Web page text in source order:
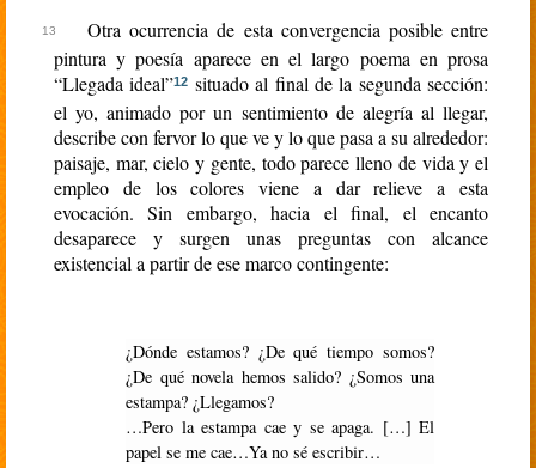
Otra ocurrencia de esta convergencia posible entre
pintura y poesía aparece en el largo poema en prosa
“Llegada ideal”12 situado al final de la segunda sección:
el yo, animado por un sentimiento de alegría al llegar,
describe con fervor lo que ve y lo que pasa a su alrededor:
paisaje, mar, cielo y gente, todo parece lleno de vida y el
empleo de los colores viene a dar relieve a esta
evocación. Sin embargo, hacia el final, el encanto
desaparece y surgen unas preguntas con alcance
existencial a partir de ese marco contingente:
¿Dónde estamos? ¿De qué tiempo somos?
¿De qué novela hemos salido? ¿Somos una
estampa? ¿Llegamos?
…Pero la estampa cae y se apaga. […] El
papel se me cae…Ya no sé escribir…